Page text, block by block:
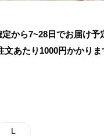
定から7~28日でお届け予
文あたり 1000円かかりま
L